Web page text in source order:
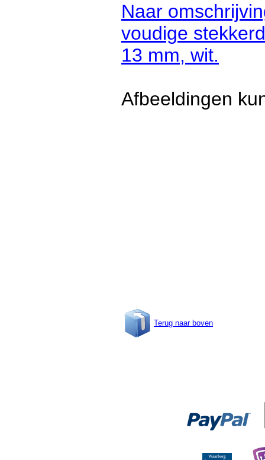
Naar
voudige
13 mm, wit.
Afbeeldingen
Terug naar boven